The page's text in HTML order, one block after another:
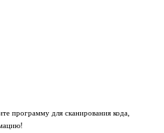
программу для сканирования кода,